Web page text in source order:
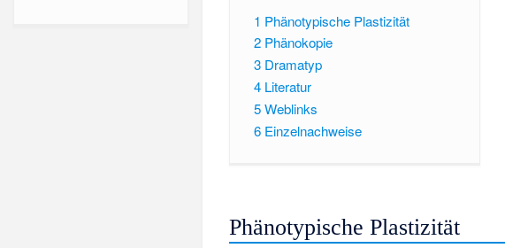
1 Phänotypische Plastizität
2 Phänokopie
3 Dramatyp
4 Literatur
5Weblinks
6 Einzelnachweise
Phänotypische Plastizität